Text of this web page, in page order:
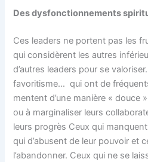
Des dysfonctionnements
Ces leaders ne portent pas les
qui considèrent les autres
d’autres leaders pour se
favoritisme… qui ont de
mentent d’une manière « douce
ou à marginaliser leurs
leurs progrès Ceux qui
qui d’abusent de leur pouvoir et
l’abandonner. Ceux qui ne se